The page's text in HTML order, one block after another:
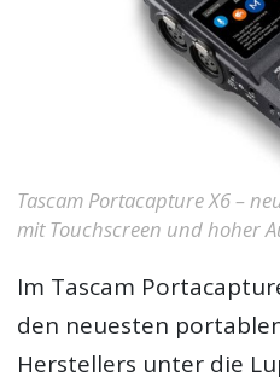
Tascam Portacapture X6 –
mit Touchscreen und hoher
Im Tascam
den neuesten
Herstellers unter die